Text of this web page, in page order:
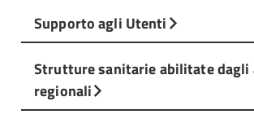
Supporto agli Utenti
Strutture sanitarie abilitate dagli
regionali